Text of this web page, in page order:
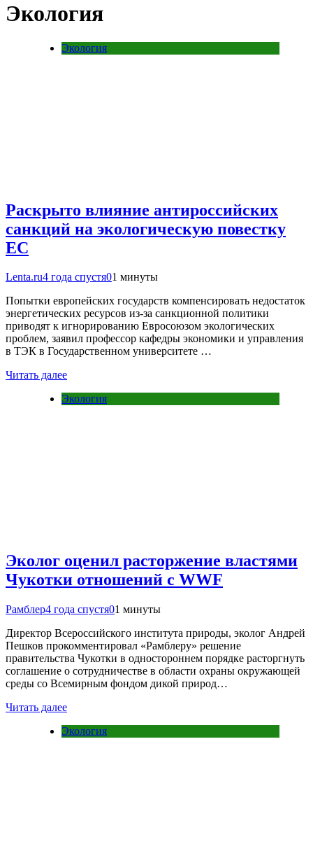
Экология
Экология
Раскрыто влияние антироссийских
санкций на экологическую повестку
ЕС
Lenta.ru4 года спустя01 минуты
Попытки европейских государств компенсировать недостаток
энергетических ресурсов из-за санкционной политики
приводят к игнорированию Евросоюзом экологических
проблем, заявил профессор кафедры экономики и управления
в ТЭК в Государственном университете …
Читать далее
Экология
Эколог оценил расторжение властями
Чукотки отношений с WWF
Рамблер4 года спустя01 минуты
Директор Всероссийского института природы, эколог Андрей
Пешков прокомментировал «Рамблеру» решение
правительства Чукотки в одностороннем порядке расторгнуть
соглашение о сотрудничестве в области охраны окружающей
среды со Всемирным фондом дикой природ…
Читать далее
Экология